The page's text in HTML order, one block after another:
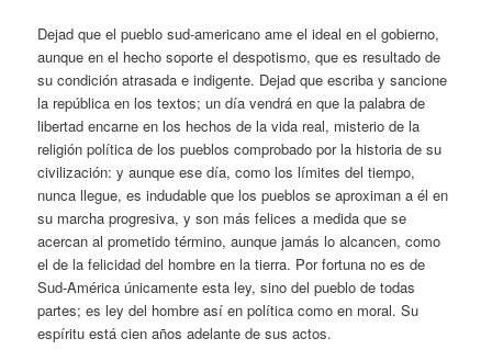
Dejad que el pueblo sud-americano ame el ideal en el gobierno,
aunque en el hecho soporte el despotismo, que es resultado de
su condición atrasada e indigente. Dejad que escriba y sancione
la república en los textos; un día vendrá en que la palabra de
libertad encarne en los hechos de la vida real, misterio de la
religión política de los pueblos comprobado por la historia de su
civilización: y aunque ese día, como los límites del tiempo,
nunca llegue, es indudable que los pueblos se aproximan a él en
su marcha progresiva, y son más felices a medida que se
acercan al prometido término, aunque jamás lo alcancen, como
el de la felicidad del hombre en la tierra. Por fortuna no es de
Sud-América únicamente esta ley, sino del pueblo de todas
partes; es ley del hombre así en política como en moral. Su
espíritu está cien años adelante de sus actos.